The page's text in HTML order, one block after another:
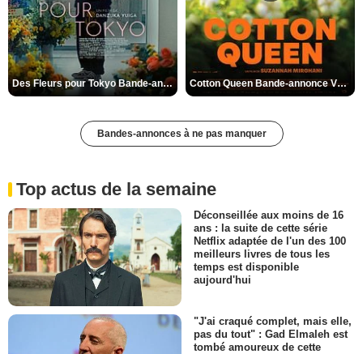
Des Fleurs pour Tokyo Bande-annonce VO STFR Cotton Queen Bande-annonce VO STFR
Bandes-annonces à ne pas manquer
Top actus de la semaine
Déconseillée aux moins de 16
ans : la suite de cette série
Netflix adaptée de l'un des 100
meilleurs livres de tous les
temps est disponible
aujourd'hui
"J'ai craqué complet, mais elle,
pas du tout" : Gad Elmaleh est
tombé amoureux de cette